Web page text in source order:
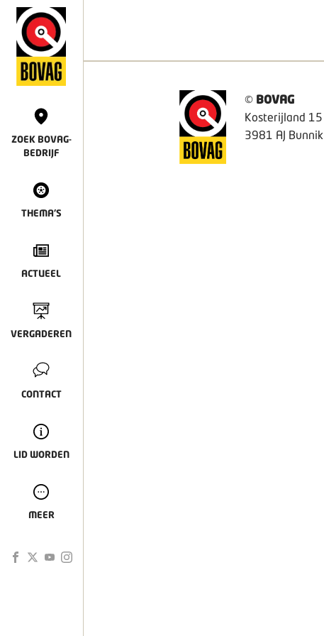
ZOEK BOVAG-
BEDRIJF
THEMA'S
ACTUEEL
VERGADEREN
CONTACT
LID WORDEN
MEER
© BOVAG
Kosterijland 15
3981 AJ Bunnik